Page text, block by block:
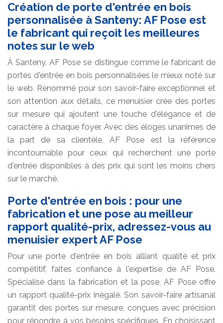
Création de porte d'entrée en bois
personnalisée à Santeny: AF Pose est
le fabricant qui reçoit les meilleures
notes sur le web
À Santeny, AF Pose se distingue comme le fabricant de
portes d'entrée en bois personnalisées le mieux noté sur
le web. Renommé pour son savoir-faire exceptionnel et
son attention aux détails, ce menuisier crée des portes
sur mesure qui ajoutent une touche d'élégance et de
caractère à chaque foyer. Avec des éloges unanimes de
la part de sa clientèle, AF Pose est la référence
incontournable pour ceux qui recherchent une porte
d'entrée disponibles à des prix qui sont les moins chers
sur le marché.
Porte d'entrée en bois : pour une
fabrication et une pose au meilleur
rapport qualité-prix, adressez-vous au
menuisier expert AF Pose
Pour une porte d'entrée en bois alliant qualité et prix
compétitif, faites confiance à l'expertise de AF Pose.
Spécialisé dans la fabrication et la pose, AF Pose offre
un rapport qualité-prix inégalé. Son savoir-faire artisanal
garantit des portes sur mesure, conçues avec précision
pour répondre à vos besoins spécifiques. En choisissant